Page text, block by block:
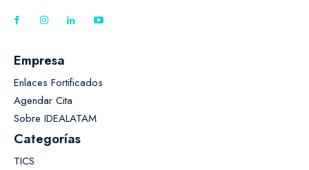
Empresa
Enlaces Fortificados
Agendar Cita
Sobre IDEALATAM
Categorías
TICS